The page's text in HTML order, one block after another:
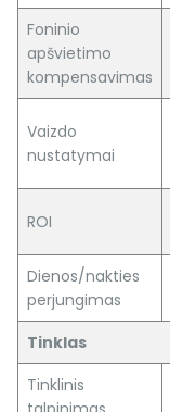
Foninio
apšvietimo
kompensavimas
Vaizdo
nustatymai
ROI
Dienos/nakties
perjungimas
Tinklas
Tinklinis